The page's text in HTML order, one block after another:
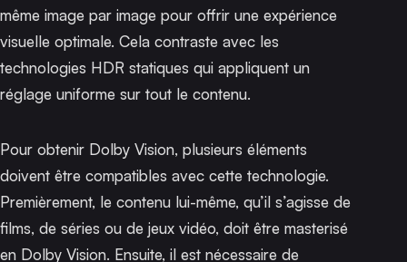
même image par image pour offrir une expérience
visuelle optimale. Cela contraste avec les
technologies HDR statiques qui appliquent un
réglage uniforme sur tout le contenu.
Pour obtenir Dolby Vision, plusieurs éléments
doivent être compatibles avec cette technologie.
Premièrement, le contenu lui-même, qu’il s’agisse de
films, de séries ou de jeux vidéo, doit être masterisé
en Dolby Vision. Ensuite, il est nécessaire de